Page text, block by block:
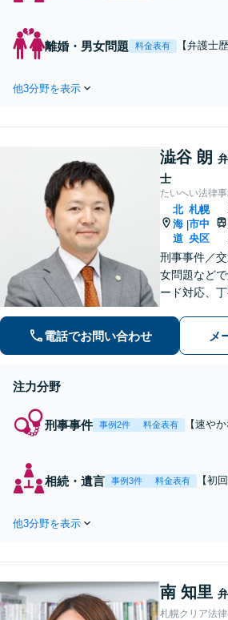
遺言書作成など
ます。税理士や
離婚・男女問題 料金表有
【弁護士
さい。経
た最善の
他3分野を表示
澁谷 朗
士
たいへい法律
北
海
道
|
札幌
市中
央区
刑事事件／
女問題など
ード対応、
【初回無料
【夜間土日
電話でお問い合わせ メ
注力分野
刑事事件 事例2件 料金表有
【速や
行・傷害
まな刑事
相続・遺言 事例3件 料金表有
【初
ごと
まに
指し
他3分野を表示
南 知里
札幌クリア法